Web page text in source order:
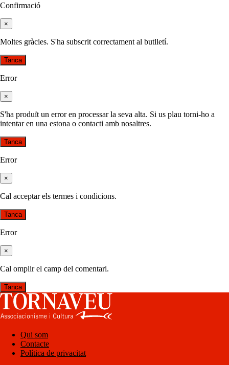
Confirmació
×
Moltes gràcies. S'ha subscrit correctament al butlletí.
Tanca
Error
×
S'ha produït un error en processar la seva alta. Si us plau torni-ho a
intentar en una estona o contacti amb nosaltres.
Tanca
Error
×
Cal acceptar els termes i condicions.
Tanca
Error
×
Cal omplir el camp del comentari.
Tanca
Qui som
Contacte
Política de privacitat